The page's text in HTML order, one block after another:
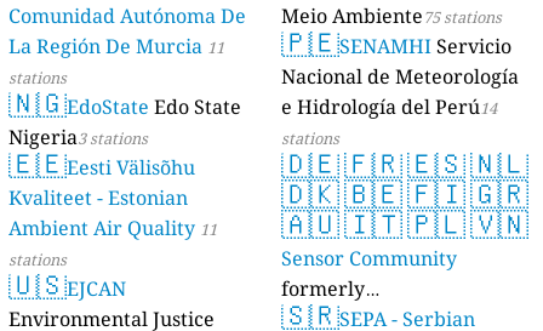
Comunidad Autónoma De
La Región De Murcia 11
stations
🇳🇬EdoState Edo State
Nigeria3 stations
🇪🇪Eesti Välisõhu
Kvaliteet - Estonian
Ambient Air Quality 11
stations
🇺🇸EJCAN
Environmental Justice
Meio Ambiente75 stations
🇵🇪SENAMHIServicio
Nacional de Meteorología
e Hidrología del Perú14
stations
🇩🇪🇫🇷🇪🇸🇳🇱
🇩🇰🇧🇪🇫🇮🇬🇷
🇦🇺🇮🇹🇵🇱🇻🇳
Sensor Community
formerly
luftdaten.info35814 stations
🇸🇷SEPA - Serbian